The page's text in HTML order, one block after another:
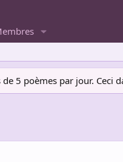
5 poèmes par jour. Ceci